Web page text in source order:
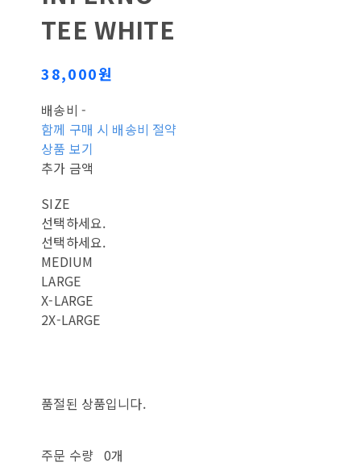
TEE WHITE
38,000원
배송비 -
함께 구매 시 배송비 절약
상품 보기
추가 금액
SIZE
선택하세요.
선택하세요.
MEDIUM
LARGE
X-LARGE
2X-LARGE
품절된 상품입니다.
주문 수량 0개